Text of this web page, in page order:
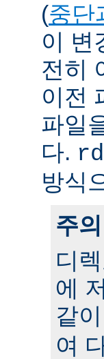
(중단
이 변
전히
이전
파일
다.
방식
주의
디
에
같
여